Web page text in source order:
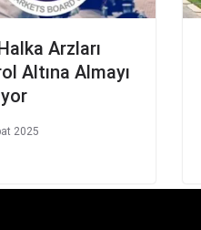
Arzları
Altına Almayı
2025